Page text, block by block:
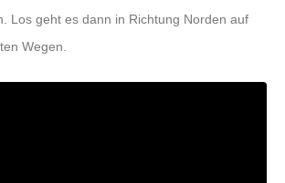
Los geht es dann in Richtung Norden auf
Wegen.